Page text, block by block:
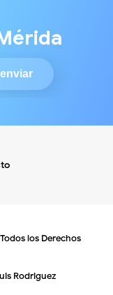
Todos los Derechos
Rodriguez